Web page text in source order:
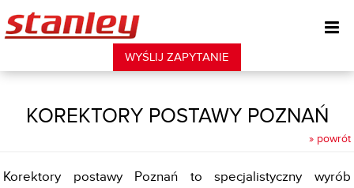
WYŚLIJ ZAPYTANIE
KOREKTORY POSTAWY POZNAŃ
» powrót
Korektory postawy Poznań to specjalistyczny wyrób